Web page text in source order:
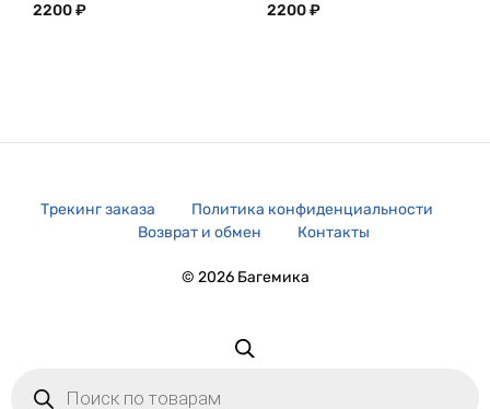
2200₽ 2200₽
© 2026 Багемика
Трекинг заказа
Политика конфиденциальности
Возврат и обмен
Контакты
товаров